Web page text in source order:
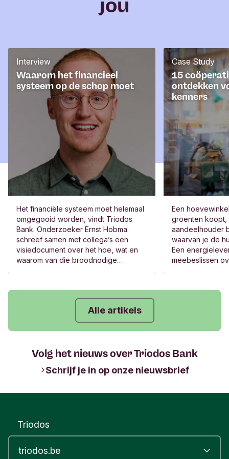
jou
Waarom het financieel
systeem op de schop moet
Interview
Het financiële systeem moet helemaal
omgegooid worden, vindt Triodos
Bank. Onderzoeker Ernst Hobma
schreef samen met collega’s een
visiedocument over het hoe, wat en
waarom van die broodnodige
financieel systeem.”
15
ontdekken
kenners
Case Study
Een
groenten koopt,
aandeelhouder
waarvan je de
Een
meebeslissen
Alle artikels
Volg het nieuws over Triodos Bank
Schrijf je in op onze nieuwsbrief
Triodos